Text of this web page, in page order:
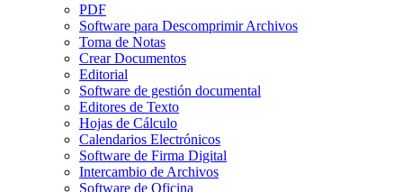
PDF
Software para Descomprimir Archivos
Toma de Notas
Crear Documentos
Editorial
Software de gestión documental
Editores de Texto
Hojas de Cálculo
Calendarios Electrónicos
Software de Firma Digital
Intercambio de Archivos
Software de Oficina